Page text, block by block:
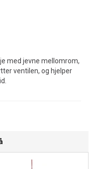
med jevne mellomrom,
ventilen, og hjelper